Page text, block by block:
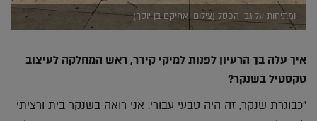
ומתיחות על גבי הפסל (צילום: אחיקם בן יוסף)
איך עלה בך הרעיון לפנות למיקי קידר, ראש המחלקה לעיצוב
טקסטיל בשנקר?
"כבוגרת שנקר, זה היה טבעי עבורי. אני רואה בשנקר בית ורציתי